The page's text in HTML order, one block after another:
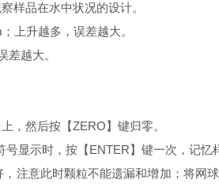
样品在水中状况的设计。
；上升越多，误差越大。
差越大。
，然后按【ZERO】键归零。
号显示时，按【ENTER】键一次，记忆
注意此时颗粒不能遗漏和增加；将网